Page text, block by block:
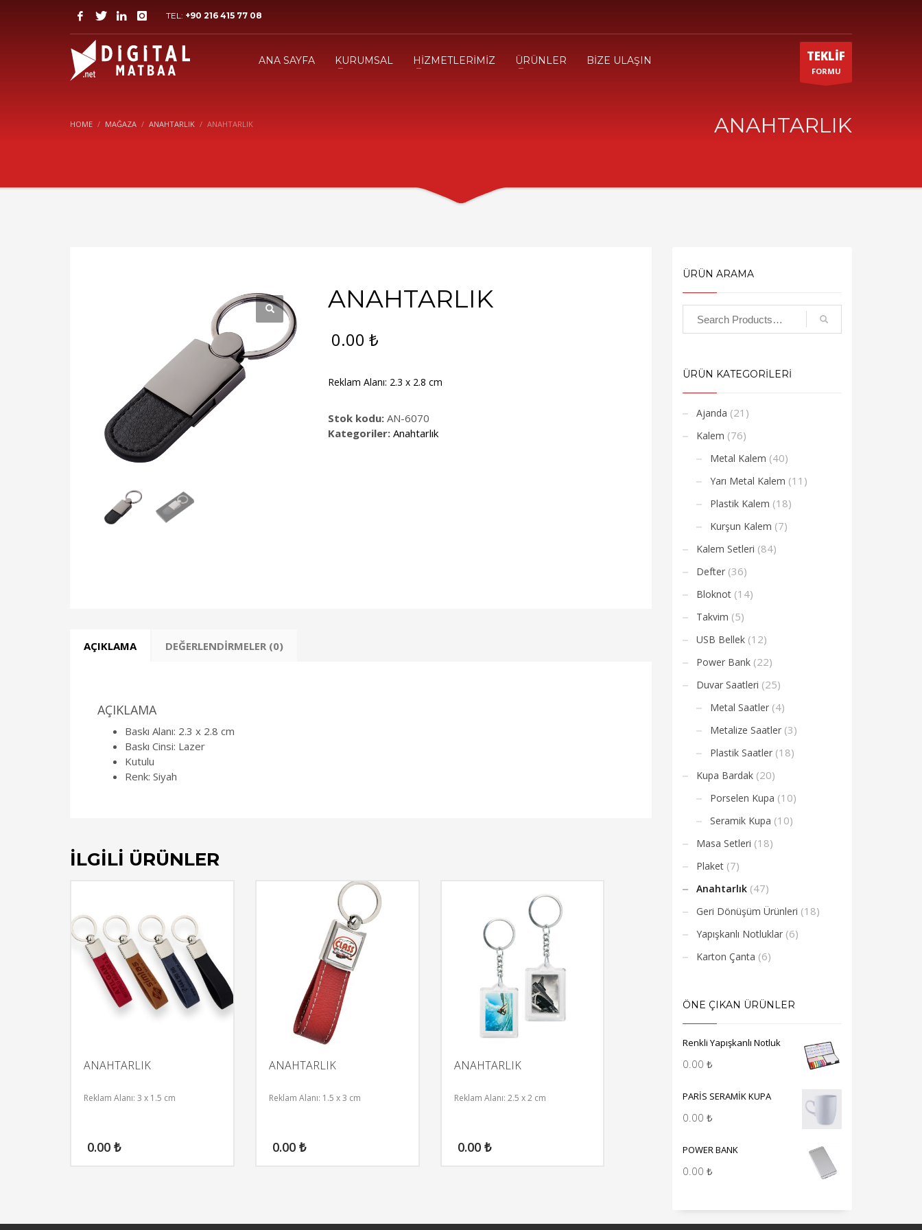
TEL: +90 216 415 77 08
ANA SAYFA KURUMSAL HİZMETLERİMİZ ÜRÜNLER BİZE ULAŞIN TEKLİF
FORMU
HOME MAĞAZA ANAHTARLIK ANAHTARLIK ANAHTARLIK
ANAHTARLIK
0.00₺
Reklam Alanı: 2.3 x 2.8 cm
Stok kodu:AN-6070
Kategoriler:Anahtarlık
AÇIKLAMA DEĞERLENDIRMELER (0)
AÇIKLAMA
Baskı Alanı: 2.3 x 2.8 cm
Baskı Cinsi: Lazer
Kutulu
Renk: Siyah
İLGILI ÜRÜNLER
ANAHTARLIK
Reklam Alanı: 3 x 1.5 cm
0.00 ₺
ANAHTARLIK
Reklam Alanı: 1.5 x 3 cm
0.00 ₺
ANAHTARLIK
Reklam Alanı: 2.5 x 2 cm
0.00 ₺
ÜRÜN ARAMA
ÜRÜN KATEGORİLERİ
Ajanda (21)
Kalem (76)
Metal Kalem (40)
Yarı Metal Kalem (11)
Plastik Kalem (18)
Kurşun Kalem (7)
Kalem Setleri (84)
Defter (36)
Bloknot (14)
Takvim (5)
USB Bellek (12)
Power Bank (22)
Duvar Saatleri (25)
Metal Saatler (4)
Metalize Saatler (3)
Plastik Saatler (18)
Kupa Bardak (20)
Porselen Kupa (10)
Seramik Kupa (10)
Masa Setleri (18)
Plaket (7)
Anahtarlık (47)
Geri Dönüşüm Ürünleri (18)
Yapışkanlı Notluklar (6)
Karton Çanta (6)
ÖNE ÇIKAN ÜRÜNLER
Renkli Yapışkanlı Notluk
0.00 ₺
PARİS SERAMİK KUPA
0.00 ₺
POWER BANK
0.00 ₺